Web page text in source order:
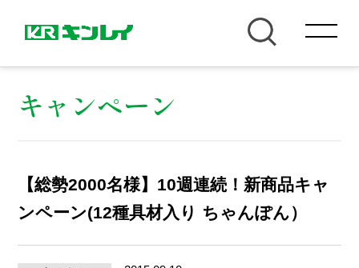
キャンペーン
【総勢2000名様】10週連続！新商品キャ
ンペーン(12種具材入り ちゃんぽん）